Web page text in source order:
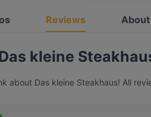
Reviews About
kleine
about Das kleine Steakhaus! All